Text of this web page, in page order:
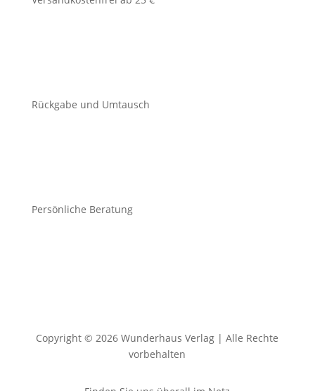
Rückgabe und Umtausch
Persönliche Beratung
Copyright © 2026 Wunderhaus Verlag | Alle Rechte
vorbehalten